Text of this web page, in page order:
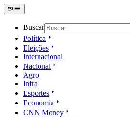
Buscar
Política
Eleições
Internacional
Nacional
Agro
Infra
Esportes
Economia
CNN Money